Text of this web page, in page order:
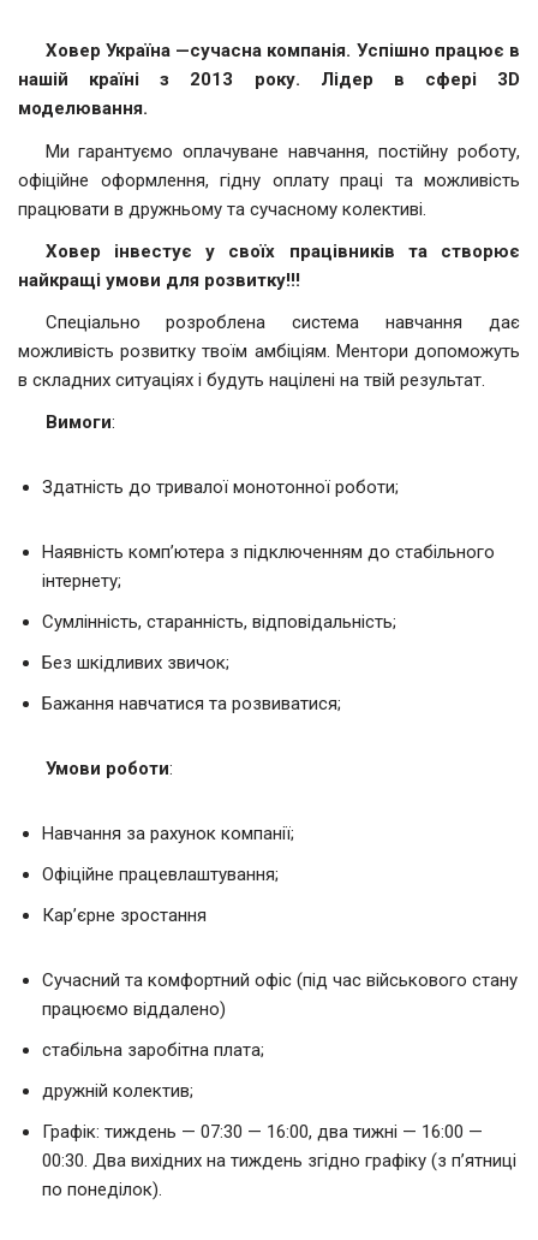
Ховер Україна —сучасна компанія. Успішно працює в
нашій країні з 2013 року. Лідер в сфері 3D
моделювання.
Ми гарантуємо оплачуване навчання, постійну роботу,
офіційне оформлення, гідну оплату праці та можливість
працювати в дружньому та сучасному колективі.
Ховер інвестує у своїх працівників та створює
найкращі умови для розвитку!!!
Спеціально розроблена система навчання дає
можливість розвитку твоїм амбіціям. Ментори допоможуть
в складних ситуаціях і будуть націлені на твій результат.
Вимоги:
Здатність до тривалої монотонної роботи;
Наявність комп’ютера з підключенням до стабільного
інтернету;
Сумлінність, старанність, відповідальність;
Без шкідливих звичок;
Бажання навчатися та розвиватися;
Умови роботи:
Навчання за рахунок компанії;
Офіційне працевлаштування;
Кар’єрне зростання
Сучасний та комфортний офіс (під час військового стану
працюємо віддалено)
стабільна заробітна плата;
дружній колектив;
Графік: тиждень — 07:30 — 16:00, два тижні — 16:00 —
00:30. Два вихідних на тиждень згідно графіку (з п’ятниці
по понеділок).